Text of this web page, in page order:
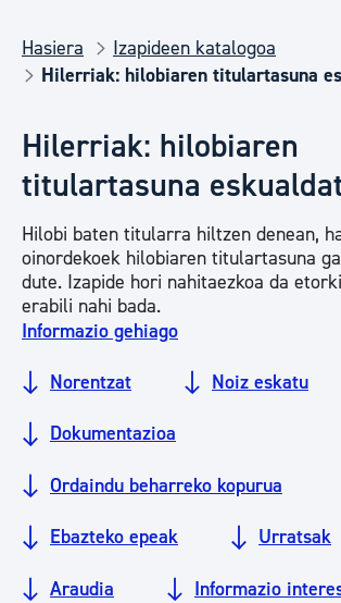
Hasiera
Izapideen katalogoa
Hilerriak: hilobiaren titulartasuna
Hilerriak: hilobiaren
titulartasuna
Hilobi baten titularra hiltzen denean,
oinordekoek hilobiaren titulartasuna
dute. Izapide hori nahitaezkoa da
erabili nahi bada.
Informazio gehiago
Norentzat Noiz eskatu
Dokumentazioa
Ordaindu beharreko kopurua
Ebazteko epeak Urratsak
Araudia Informazio